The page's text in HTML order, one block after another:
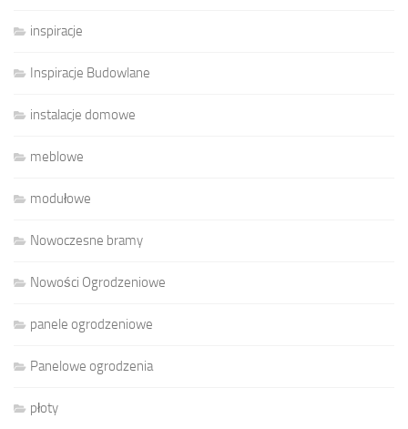
inspiracje
Inspiracje Budowlane
instalacje domowe
meblowe
modułowe
Nowoczesne bramy
Nowości Ogrodzeniowe
panele ogrodzeniowe
Panelowe ogrodzenia
płoty